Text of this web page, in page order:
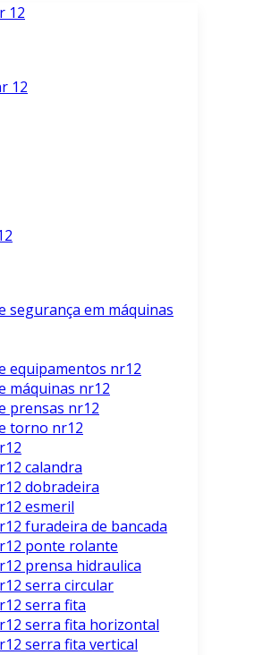
12
12
segurança em máquinas
equipamentos nr12
máquinas nr12
prensas nr12
torno nr12
calandra
dobradeira
esmeril
furadeira de bancada
ponte rolante
prensa hidraulica
serra circular
serra fita
serra fita horizontal
serra fita vertical